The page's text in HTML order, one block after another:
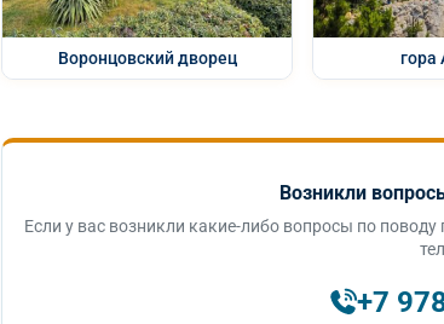
Воронцовский дворец гора
Возникли
Если у вас возникли какие-либо вопросы по
+7